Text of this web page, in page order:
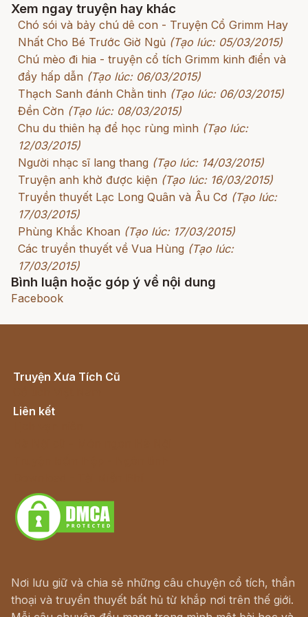
Xem ngay truyện hay khác
Chó sói và bảy chú dê con - Truyện Cổ Grimm Hay
Nhất Cho Bé Trước Giờ Ngủ (Tạo lúc: 05/03/2015)
Chú mèo đi hia - truyện cổ tích Grimm kinh điển và
đầy hấp dẫn (Tạo lúc: 06/03/2015)
Thạch Sanh đánh Chằn tinh (Tạo lúc: 06/03/2015)
Đền Cờn (Tạo lúc: 08/03/2015)
Chu du thiên hạ để học rùng mình (Tạo lúc:
12/03/2015)
Người nhạc sĩ lang thang (Tạo lúc: 14/03/2015)
Truyện anh khờ được kiện (Tạo lúc: 16/03/2015)
Truyền thuyết Lạc Long Quân và Âu Cơ (Tạo lúc:
17/03/2015)
Phùng Khắc Khoan (Tạo lúc: 17/03/2015)
Các truyền thuyết về Vua Hùng (Tạo lúc:
17/03/2015)
Bình luận hoặc góp ý về nội dung
Facebook
Truyện Xưa Tích Cũ
Liên kết
Nơi lưu giữ và chia sẻ những câu chuyện cổ tích, thần
thoại và truyền thuyết bất hủ từ khắp nơi trên thế giới.